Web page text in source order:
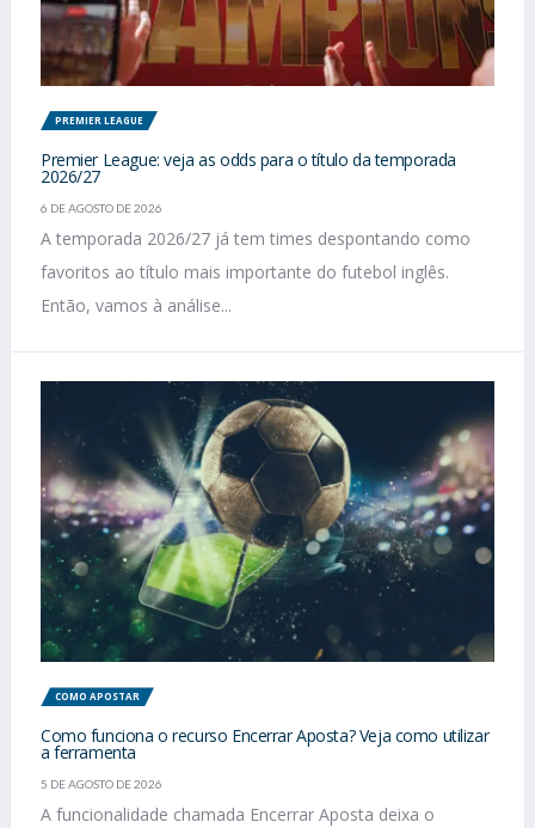
PREMIER LEAGUE
Premier League: veja as odds para o título da temporada
2026/27
6 DE AGOSTO DE 2026
A temporada 2026/27 já tem times despontando como
favoritos ao título mais importante do futebol inglês.
Então, vamos à análise...
COMO APOSTAR
Como funciona o recurso Encerrar Aposta? Veja como utilizar
a ferramenta
5 DE AGOSTO DE 2026
A funcionalidade chamada Encerrar Aposta deixa o